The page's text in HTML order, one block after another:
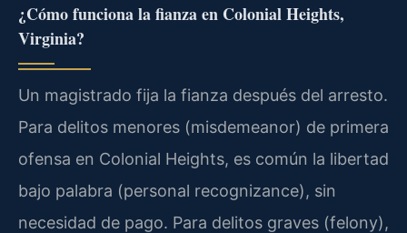
¿Cómo funciona la fianza en Colonial Heights,
Virginia?
Un magistrado fija la fianza después del arresto.
Para delitos menores (misdemeanor) de primera
ofensa en Colonial Heights, es común la libertad
bajo palabra (personal recognizance), sin
necesidad de pago. Para delitos graves (felony),